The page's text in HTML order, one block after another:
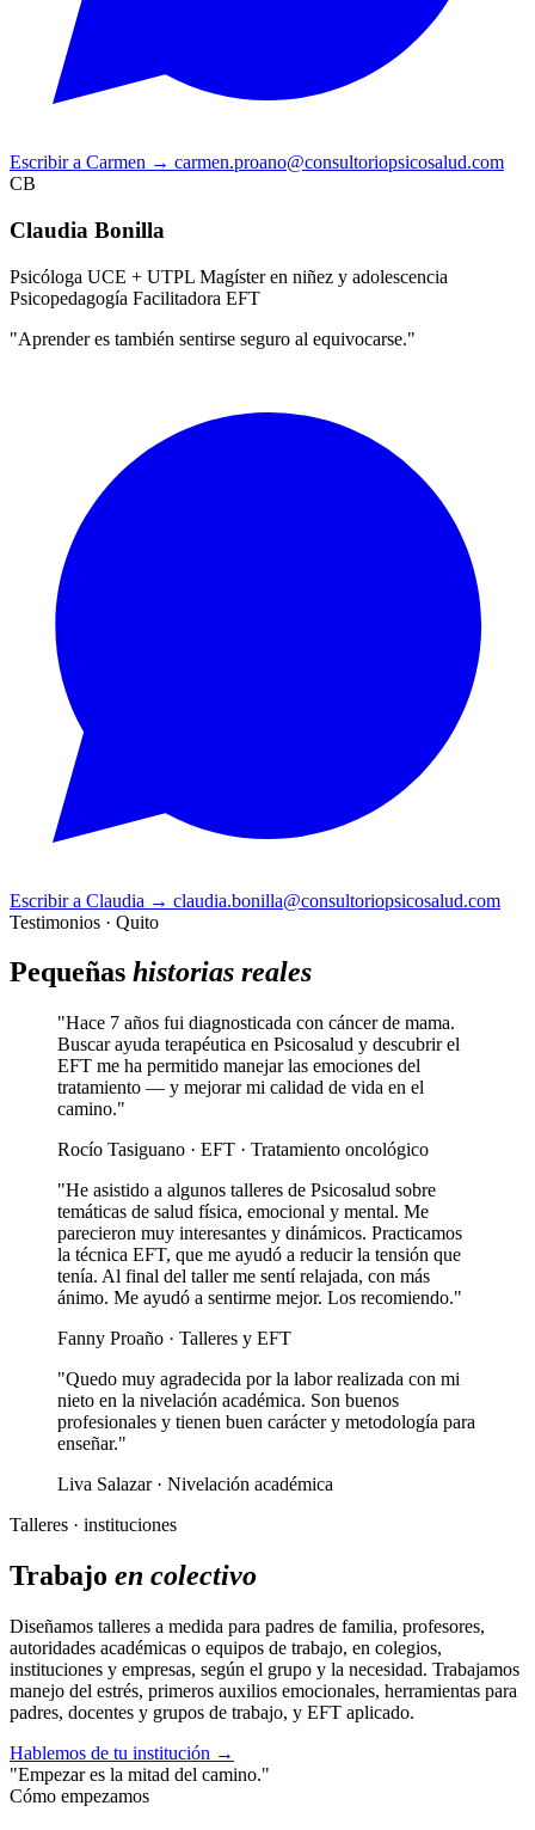
Escribir a Carmen → carmen.proano@consultoriopsicosalud.com
CB
Claudia Bonilla
Psicóloga UCE + UTPL Magíster en niñez y adolescencia
Psicopedagogía Facilitadora EFT
"Aprender es también sentirse seguro al equivocarse."
Escribir a Claudia → claudia.bonilla@consultoriopsicosalud.com
Testimonios · Quito
Pequeñas historias reales
"Hace 7 años fui diagnosticada con cáncer de mama.
Buscar ayuda terapéutica en Psicosalud y descubrir el
EFT me ha permitido manejar las emociones del
tratamiento — y mejorar mi calidad de vida en el
camino."
Rocío Tasiguano · EFT · Tratamiento oncológico
"He asistido a algunos talleres de Psicosalud sobre
temáticas de salud física, emocional y mental. Me
parecieron muy interesantes y dinámicos. Practicamos
la técnica EFT, que me ayudó a reducir la tensión que
tenía. Al final del taller me sentí relajada, con más
ánimo. Me ayudó a sentirme mejor. Los recomiendo."
Fanny Proaño · Talleres y EFT
"Quedo muy agradecida por la labor realizada con mi
nieto en la nivelación académica. Son buenos
profesionales y tienen buen carácter y metodología para
enseñar."
Liva Salazar · Nivelación académica
Talleres · instituciones
Trabajo en colectivo
Diseñamos talleres a medida para padres de familia, profesores,
autoridades académicas o equipos de trabajo, en colegios,
instituciones y empresas, según el grupo y la necesidad. Trabajamos
manejo del estrés, primeros auxilios emocionales, herramientas para
padres, docentes y grupos de trabajo, y EFT aplicado.
Hablemos de tu institución →
"Empezar es la mitad del camino."
Cómo empezamos